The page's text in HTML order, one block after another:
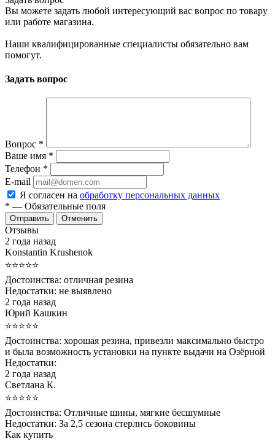
Вы можете задать любой интересующий вас вопрос по товару
или работе магазина.
Наши квалифицированные специалисты обязательно вам
помогут.
Задать вопрос
Вопрос *
Ваше имя *
Телефон *
E-mail
Я согласен на обработку персональных данных
* — Обязательные поля
Отменить
Отзывы
2 года назад
Konstantin Krushenok
⭐⭐⭐⭐⭐
Достоинства: отличная резина
Недостатки: не выявлено
2 года назад
Юрий Кашкин
⭐⭐⭐⭐⭐
Достоинства: хорошая резина, привезли максимально быстро
и была возможность установки на пункте выдачи на Озëрной
Недостатки:
2 года назад
Светлана К.
⭐⭐⭐⭐⭐
Достоинства: Отличные шины, мягкие бесшумные
Недостатки: За 2,5 сезона стерлись боковины
Как купить